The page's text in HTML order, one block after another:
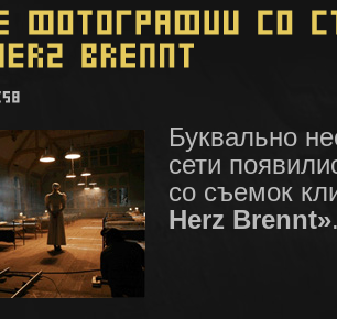
Буквально
сети
со съемок
Herz Brennt»